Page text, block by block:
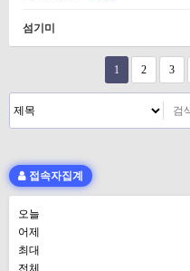
섬기미
1 2 3
접속자집계
오늘
어제
최대
전체